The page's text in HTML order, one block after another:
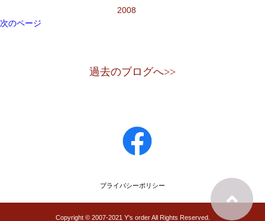
2008
次のページ
過去のブログへ>>
プライバシーポリシー
Copyright © 2007-2021 Y's order All Rights Reserved.